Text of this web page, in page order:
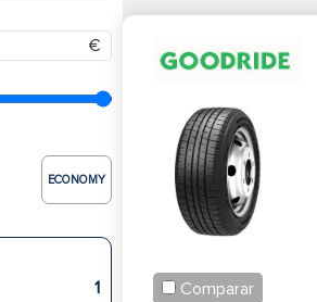
€
ECONOMY
1
Comparar